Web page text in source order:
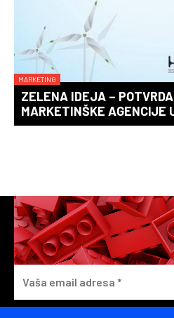
MARKETING
ZELENA IDEJA –
MARKETINŠKE AGENCIJE